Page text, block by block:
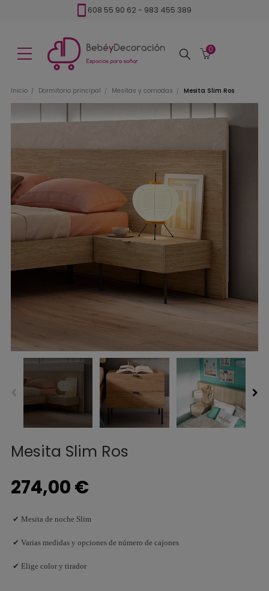
608 55 90 62 - 983 455 389
Buscar
0
Inicio Dormitorio principal Mesitas y comodas Mesita Slim Ros
Mesita Slim Ros
274,00 €
✔ Mesita de noche Slim
✔ Varias medidas y opciones de número de cajones
✔ Elige color y tirador